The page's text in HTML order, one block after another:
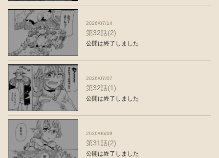
2026/07/14
第32話(2)
公開は終了しました
2026/07/07
第32話(1)
公開は終了しました
2026/06/09
第31話(2)
公開は終了しました